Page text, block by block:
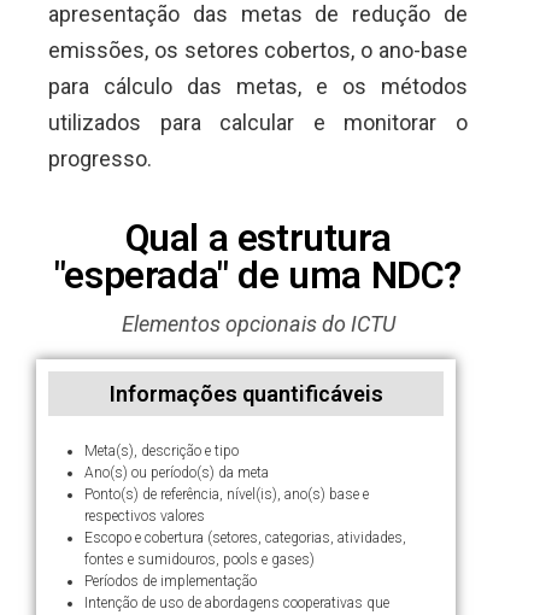
apresentação das metas de redução de
emissões, os setores cobertos, o ano-base
para cálculo das metas, e os métodos
utilizados para calcular e monitorar o
progresso.
Qual a estrutura
"esperada" de uma NDC?
Elementos opcionais do ICTU
Informações quantificáveis
Meta(s), descrição e tipo
Ano(s) ou período(s) da meta
Ponto(s) de referência, nível(is), ano(s) base e
respectivos valores
Escopo e cobertura (setores, categorias, atividades,
fontes e sumidouros, pools e gases)
Períodos de implementação
Intenção de uso de abordagens cooperativas que